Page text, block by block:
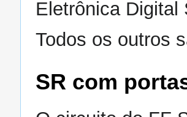
Eletrônica
Todos os outros
SR com